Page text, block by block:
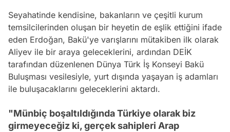
Seyahatinde kendisine, bakanların ve çeşitli kurum
temsilcilerinden oluşan bir heyetin de eşlik ettiğini ifade
eden Erdoğan, Bakü'ye varışlarını mütakiben ilk olarak
Aliyev ile bir araya geleceklerini, ardından DEİK
tarafından düzenlenen Dünya Türk İş Konseyi Bakü
Buluşması vesilesiyle, yurt dışında yaşayan iş adamları
ile buluşacaklarını geleceklerini aktardı.
"Münbiç boşaltıldığında Türkiye olarak biz
girmeyeceğiz ki, gerçek sahipleri Arap